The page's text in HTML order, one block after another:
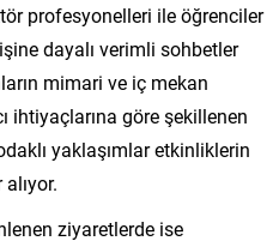
profesyonelleri ile öğrenciler
dayalı verimli sohbetler
mimari ve iç mekan
ihtiyaçlarına göre şekillenen
yaklaşımlar etkinliklerin
ziyaretlerde ise